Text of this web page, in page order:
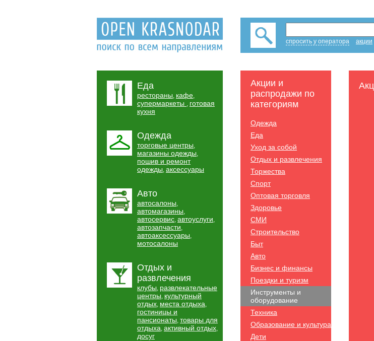
спросить у оператора акции
Еда
рестораны, кафе,
супермаркеты , готовая
кухня
Одежда
торговые центры,
магазины одежды,
пошив и ремонт
одежды, аксессуары
Авто
автосалоны,
автомагазины,
автосервис, автоуслуги,
автозапчасти,
автоаксессуары,
мотосалоны
Отдых и
развлечения
клубы, развлекательные
центры, культурный
отдых, места отдыха,
гостиницы и
пансионаты, товары для
отдыха, активный отдых,
досуг
Акции и
распродажи по
категориям
Одежда
Еда
Уход за собой
Отдых и развлечения
Торжества
Спорт
Оптовая торговля
Здоровье
СМИ
Строительство
Быт
Авто
Бизнес и финансы
Поездки и туризм
Инструменты и
оборудование
Техника
Образование и культура
Дети